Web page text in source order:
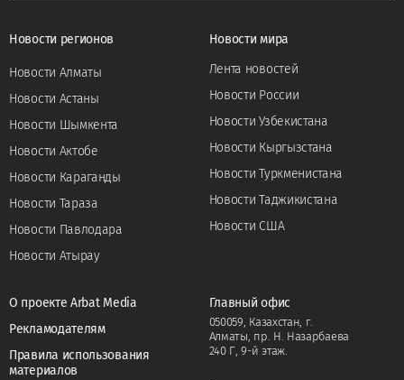
Новости регионов
Новости Алматы
Новости Астаны
Новости Шымкента
Новости Актобе
Новости Караганды
Новости Тараза
Новости Павлодара
Новости Атырау
Новости мира
Лента новостей
Новости России
Новости Узбекистана
Новости Кыргызстана
Новости Туркменистана
Новости Таджикистана
Новости США
О проекте Arbat Media
Рекламодателям
Правила использования
материалов
Главный офис
050059, Казахстан, г.
Алматы, пр. Н. Назарбаева
240 Г, 9-й этаж.